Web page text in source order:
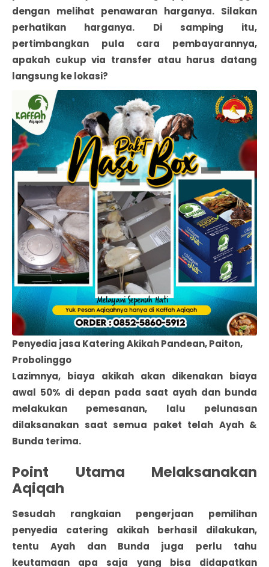
dengan melihat penawaran harganya. Silakan
perhatikan harganya. Di samping itu,
pertimbangkan pula cara pembayarannya,
apakah cukup via transfer atau harus datang
langsung ke lokasi?
Penyedia jasa Katering Akikah Pandean, Paiton,
Probolinggo
Lazimnya, biaya akikah akan dikenakan biaya
awal 50% di depan pada saat ayah dan bunda
melakukan pemesanan, lalu pelunasan
dilaksanakan saat semua paket telah Ayah &
Bunda terima.
Point Utama Melaksanakan
Aqiqah
Sesudah rangkaian pengerjaan pemilihan
penyedia catering akikah berhasil dilakukan,
tentu Ayah dan Bunda juga perlu tahu
keutamaan apa saja yang bisa didapatkan